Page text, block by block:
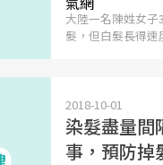
大陸一名陳姓女
髮，但白髮長得速
2018-10-01
染髮盡量間
事，預防掉